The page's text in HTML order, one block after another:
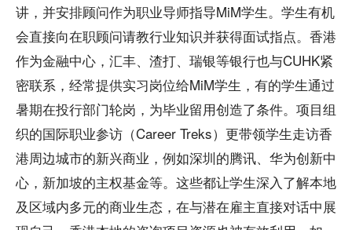
讲，并安排顾问作为职业导师指导MiM学生。学生有机
会直接向在职顾问请教行业知识并获得面试指点。香港
作为金融中心，汇丰、渣打、瑞银等银行也与CUHK紧
密联系，经常提供实习岗位给MiM学生，有的学生通过
暑期在投行部门轮岗，为毕业留用创造了条件。项目组
织的国际职业参访（Career Treks）更带领学生走访香
港周边城市的新兴商业，例如深圳的腾讯、华为创新中
心，新加坡的主权基金等。这些都让学生深入了解本地
及区域内多元的商业生态，在与潜在雇主直接对话中展